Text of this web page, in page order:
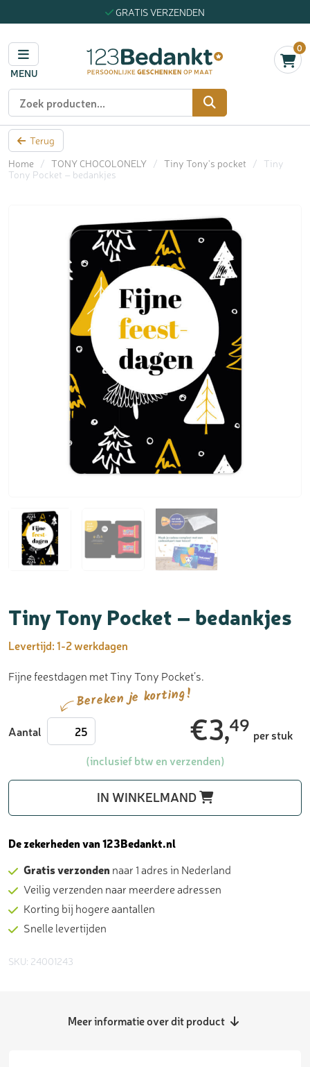
GRATIS VERZENDEN
MENU
0
Zoeken
Terug
Home
/ TONY CHOCOLONELY / Tiny Tony's pocket /
Tiny
Tony Pocket – bedankjes
Tiny Tony Pocket – bedankjes
Levertijd:1-2 werkdagen
Fijne feestdagen met Tiny Tony Pocket’s.
Bereken je korting!
Aantal Tiny
Tony
€3,49 per stuk
(inclusief btw en verzenden)
IN WINKELMAND
De zekerheden van 123Bedankt.nl
Gratis verzonden naar 1 adres in Nederland
Veilig verzenden naar meerdere adressen
Korting bij hogere aantallen
Snelle levertijden
SKU: 24001243
Meer informatie over dit product